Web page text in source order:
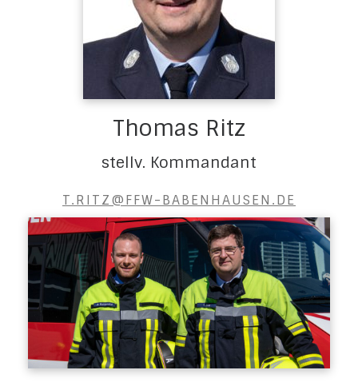
Thomas Ritz
stellv. Kommandant
T.RITZ@FFW-BABENHAUSEN.DE